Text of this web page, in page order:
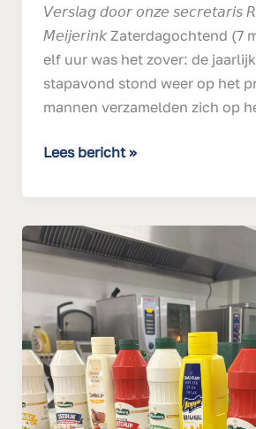
𝘝𝘦𝘳𝘴𝘭𝘢𝘨 𝘥𝘰𝘰𝘳 𝘰𝘯𝘻𝘦 𝘴𝘦𝘤𝘳𝘦𝘵𝘢𝘳𝘪𝘴
𝘔𝘦𝘪𝘫𝘦𝘳𝘪𝘯𝘬 Zaterdagochtend (7
elf uur was het zover: de
stapavond stond weer op het
mannen verzamelden zich op
Lees bericht »
Thuisbijeenkomst
Olav